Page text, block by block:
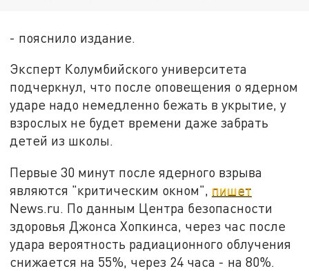
- пояснило издание.
Эксперт Колумбийского университета
подчеркнул, что после оповещения о ядерном
ударе надо немедленно бежать в укрытие, у
взрослых не будет времени даже забрать
детей из школы.
Первые 30 минут после ядерного взрыва
являются "критическим окном", пишет
News.ru. По данным Центра безопасности
здоровья Джонса Хопкинса, через час после
удара вероятность радиационного облучения
снижается на 55%, через 24 часа - на 80%.